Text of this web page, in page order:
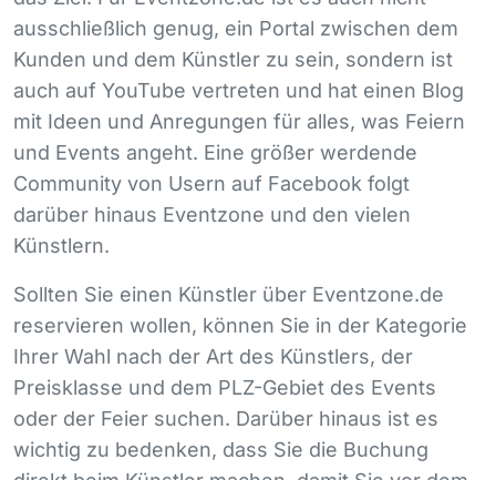
ausschließlich genug, ein Portal zwischen dem
Kunden und dem Künstler zu sein, sondern ist
auch auf YouTube vertreten und hat einen Blog
mit Ideen und Anregungen für alles, was Feiern
und Events angeht. Eine größer werdende
Community von Usern auf Facebook folgt
darüber hinaus Eventzone und den vielen
Künstlern.
Sollten Sie einen Künstler über Eventzone.de
reservieren wollen, können Sie in der Kategorie
Ihrer Wahl nach der Art des Künstlers, der
Preisklasse und dem PLZ-Gebiet des Events
oder der Feier suchen. Darüber hinaus ist es
wichtig zu bedenken, dass Sie die Buchung